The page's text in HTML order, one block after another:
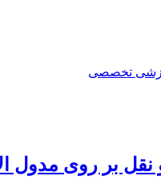
تخصصی
نقل بر روی مدول